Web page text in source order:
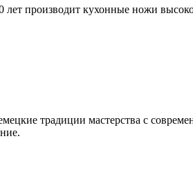
лет производит кухонные ножи
традиции мастерства с